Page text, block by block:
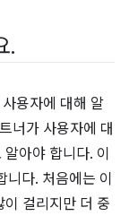
.
용자에 대해 알
너가 사용자에 대
아야 합니다. 이
다. 처음에는 이
걸리지만 더 중